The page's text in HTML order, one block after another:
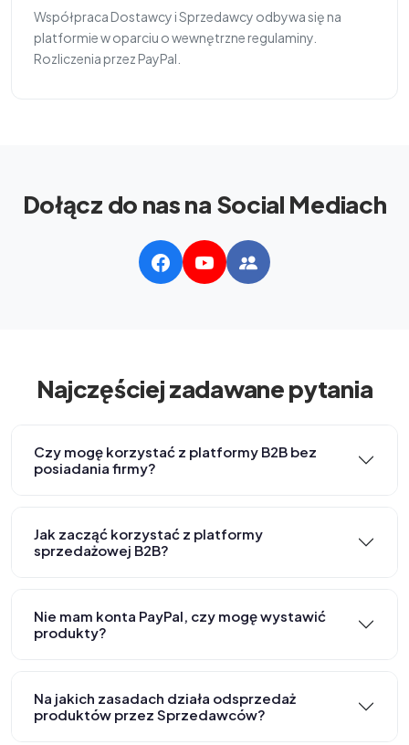
Współpraca Dostawcy i Sprzedawcy odbywa się na
platformie w oparciu o wewnętrzne regulaminy.
Rozliczenia przez PayPal.
Dołącz do nas na Social Mediach
Najczęściej zadawane pytania
Czy mogę korzystać z platformy B2B bez
posiadania firmy?
Jak zacząć korzystać z platformy
sprzedażowej B2B?
Nie mam konta PayPal, czy mogę wystawić
produkty?
Na jakich zasadach działa odsprzedaż
produktów przez Sprzedawców?